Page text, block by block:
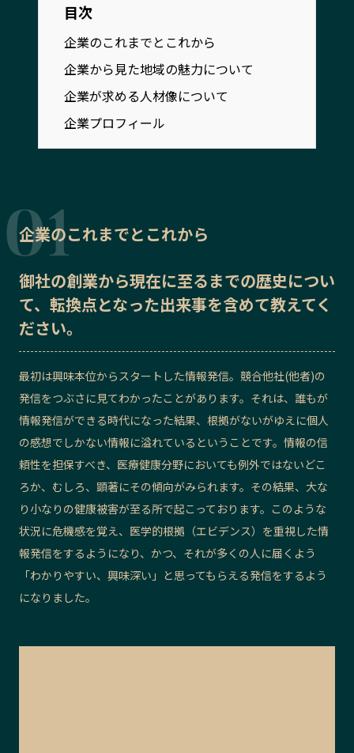
MILCプロジェクト
選出企業特別対談
Localist
SDGsの先駆者
イベント
地域豆知識
ニッポンの百選大全集
「人」から探す
記事ライター アンバサダー
お問い合わせ
目次
企業のこれまでとこれから
企業から見た地域の魅力について
企業が求める人材像について
企業プロフィール
企業のこれまでとこれから
御社の創業から現在に至るまでの歴史につい
て、転換点となった出来事を含めて教えてく
ださい。
最初は興味本位からスタートした情報発信。競合他社(他者)の
発信をつぶさに見てわかったことがあります。それは、誰もが
情報発信ができる時代になった結果、根拠がないがゆえに個人
の感想でしかない情報に溢れているということです。情報の信
頼性を担保すべき、医療健康分野においても例外ではないどこ
ろか、むしろ、顕著にその傾向がみられます。その結果、大な
り小なりの健康被害が至る所で起こっております。このような
状況に危機感を覚え、医学的根拠（エビデンス）を重視した情
報発信をするようになり、かつ、それが多くの人に届くよう
「わかりやすい、興味深い」と思ってもらえる発信をするよう
になりました。